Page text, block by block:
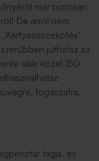
már biztosan
De arról nem
juthatsz az
akár közel 150
fogászatra,
tagja, és